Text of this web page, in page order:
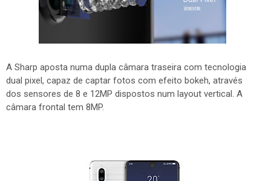
A Sharp aposta numa dupla câmara traseira com tecnologia
dual pixel, capaz de captar fotos com efeito bokeh, através
dos sensores de 8 e 12MP dispostos num layout vertical. A
câmara frontal tem 8MP.